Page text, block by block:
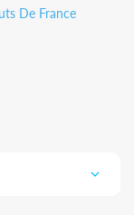
De France